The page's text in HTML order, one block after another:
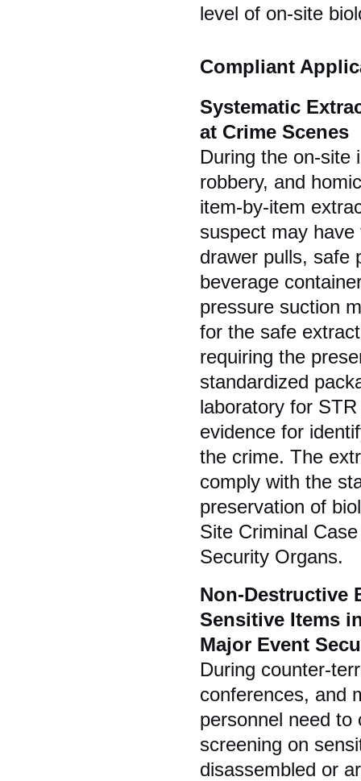
level of on-site
Compliant
Systematic
at Crime Scenes
During the on-site
robbery, and
item-by-item
suspect may
drawer pulls, safe
beverage
pressure suction
for the safe
requiring the
standardized
laboratory for
evidence for
the crime. The
comply with the
preservation of
Site Criminal
Security Organs.
Non-Destructive
Sensitive Items
Major Event
During counter-
conferences, and
personnel need to
screening on
disassembled or